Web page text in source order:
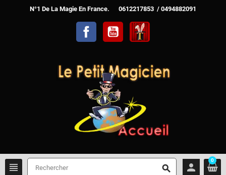
N°1 De La Magie En France. 0612217853 / 0494882091
Facebook YouTube
view_headline search person
0